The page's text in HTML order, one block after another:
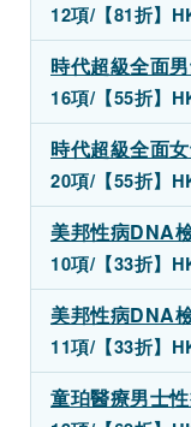
12項/【81折】
時代超級全面
16項/【55折】
時代超級全面
20項/【55折】
美邦性病DNA
10項/【33折】
美邦性病DNA
11項/【33折】
童珀醫療男士